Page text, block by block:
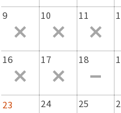
―ご夕食―
＜上質な食の旅 薪火料理
伊根産の黒まぐろ、宮津
魚や、
地元でしか食べられてい
丹後の旬、上質な食をイ
新しいひとさらへと仕上
メインには臭みもなく柔
9 10 11
16 17 18
23 24 25